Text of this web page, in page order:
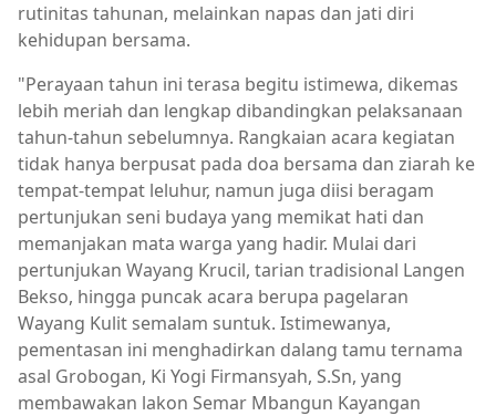
rutinitas tahunan, melainkan napas dan jati diri
kehidupan bersama.
"Perayaan tahun ini terasa begitu istimewa, dikemas
lebih meriah dan lengkap dibandingkan pelaksanaan
tahun-tahun sebelumnya. Rangkaian acara kegiatan
tidak hanya berpusat pada doa bersama dan ziarah ke
tempat-tempat leluhur, namun juga diisi beragam
pertunjukan seni budaya yang memikat hati dan
memanjakan mata warga yang hadir. Mulai dari
pertunjukan Wayang Krucil, tarian tradisional Langen
Bekso, hingga puncak acara berupa pagelaran
Wayang Kulit semalam suntuk. Istimewanya,
pementasan ini menghadirkan dalang tamu ternama
asal Grobogan, Ki Yogi Firmansyah, S.Sn, yang
membawakan lakon Semar Mbangun Kayangan